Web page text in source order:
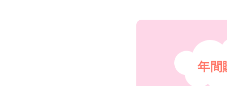
年間